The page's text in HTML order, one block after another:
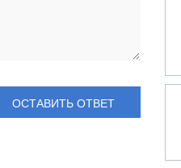
ОСТАВИТЬ ОТВЕТ